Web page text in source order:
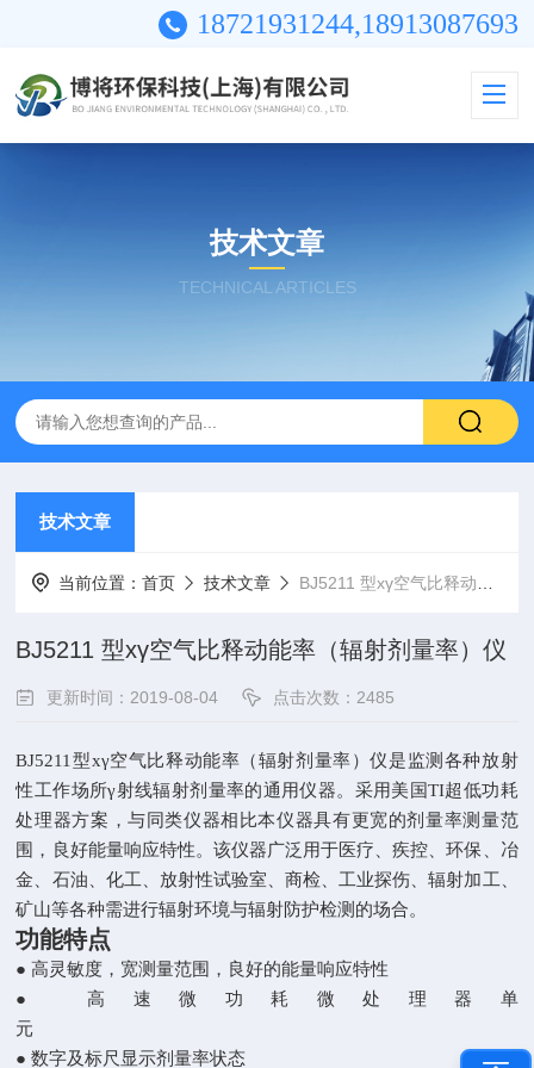
18721931244,18913087693
技术文章
TECHNICAL ARTICLES
技术文章
当前位置：首页 技术文章 BJ5211 型хγ空气比释动能率（辐射剂量率）仪
BJ5211 型хγ空气比释动能率（辐射剂量率）仪
更新时间：2019-08-04 点击次数：2485
BJ5211 型xγ空气比释动能率（辐射剂量率）仪是监测各种放射
性工作场所γ射线辐射剂量率的通用仪器。采用美国TI超低功耗
处理器方案，与同类仪器相比本仪器具有更宽的剂量率测量范
围，良好能量响应特性。该仪器广泛用于医疗、疾控、环保、冶
金、石油、化工、放射性试验室、商检、工业探伤、辐射加工、
矿山等各种需进行辐射环境与辐射防护检测的场合。
功能特点
● 高灵敏度，宽测量范围，良好的能量响应特性
● 高速微功耗微处理器单
元
● 数字及标尺显示剂量率状态